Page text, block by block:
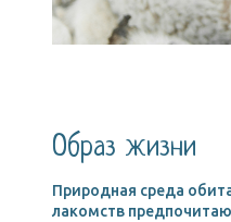
Образ жизни
Природная среда
лакомств